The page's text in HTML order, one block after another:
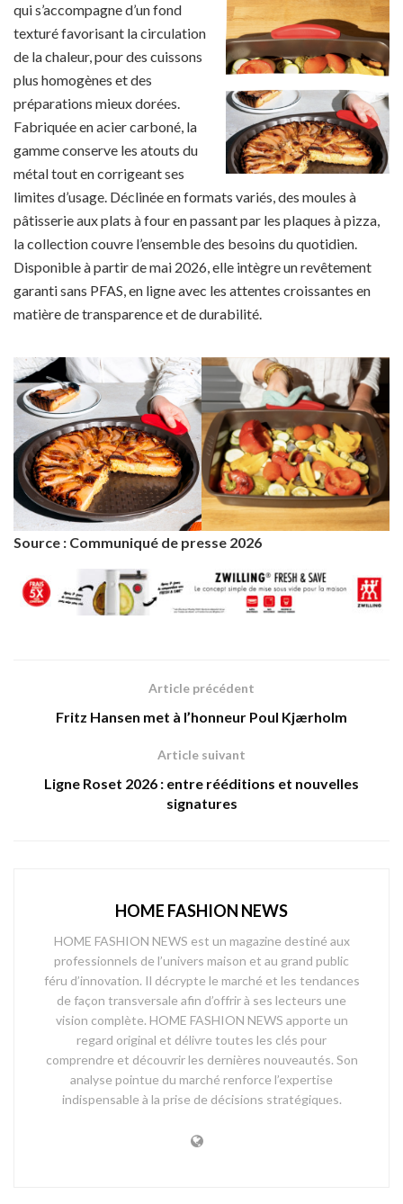
qui s’accompagne d’un fond
texturé favorisant la circulation
de la chaleur, pour des cuissons
plus homogènes et des
préparations mieux dorées.
Fabriquée en acier carboné, la
gamme conserve les atouts du
métal tout en corrigeant ses
limites d’usage. Déclinée en formats variés, des moules à
pâtisserie aux plats à four en passant par les plaques à pizza,
la collection couvre l’ensemble des besoins du quotidien.
Disponible à partir de mai 2026, elle intègre un revêtement
garanti sans PFAS, en ligne avec les attentes croissantes en
matière de transparence et de durabilité.
Source : Communiqué de presse 2026
Article précédent
Fritz Hansen met à l’honneur Poul Kjærholm
Article suivant
Ligne Roset 2026 : entre rééditions et nouvelles
signatures
HOME FASHION NEWS
HOME FASHION NEWS est un magazine destiné aux
professionnels de l’univers maison et au grand public
féru d’innovation. Il décrypte le marché et les tendances
de façon transversale afin d’offrir à ses lecteurs une
vision complète. HOME FASHION NEWS apporte un
regard original et délivre toutes les clés pour
comprendre et découvrir les dernières nouveautés. Son
analyse pointue du marché renforce l’expertise
indispensable à la prise de décisions stratégiques.